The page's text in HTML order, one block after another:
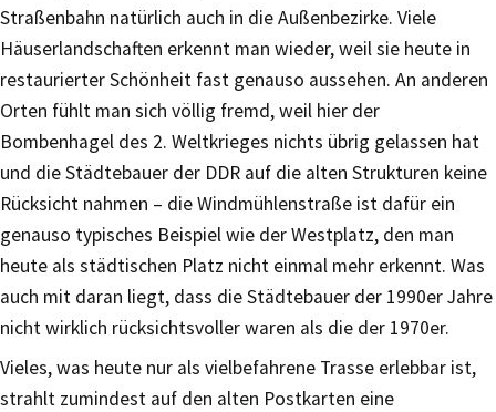
Straßenbahn natürlich auch in die Außenbezirke. Viele
Häuserlandschaften erkennt man wieder, weil sie heute in
restaurierter Schönheit fast genauso aussehen. An anderen
Orten fühlt man sich völlig fremd, weil hier der
Bombenhagel des 2. Weltkrieges nichts übrig gelassen hat
und die Städtebauer der DDR auf die alten Strukturen keine
Rücksicht nahmen – die Windmühlenstraße ist dafür ein
genauso typisches Beispiel wie der Westplatz, den man
heute als städtischen Platz nicht einmal mehr erkennt. Was
auch mit daran liegt, dass die Städtebauer der 1990er Jahre
nicht wirklich rücksichtsvoller waren als die der 1970er.
Vieles, was heute nur als vielbefahrene Trasse erlebbar ist,
strahlt zumindest auf den alten Postkarten eine